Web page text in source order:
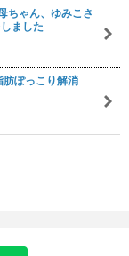
ちゃん、ゆみこさ
ました
肪ぽっこり解消